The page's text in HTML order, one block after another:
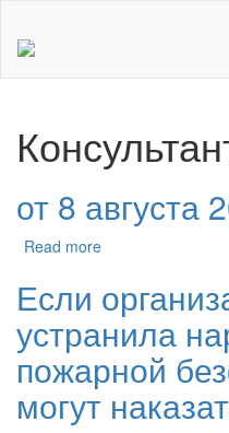
от 8 августа
Read more
Если
устранила
пожарной
могут